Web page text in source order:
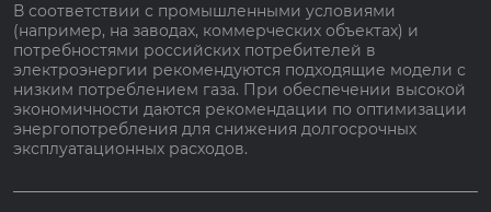
В соответствии с промышленными условиями
(например, на заводах, коммерческих объектах) и
потребностями российских потребителей в
электроэнергии рекомендуются подходящие модели с
низким потреблением газа. При обеспечении высокой
экономичности даются рекомендации по оптимизации
энергопотребления для снижения долгосрочных
эксплуатационных расходов.